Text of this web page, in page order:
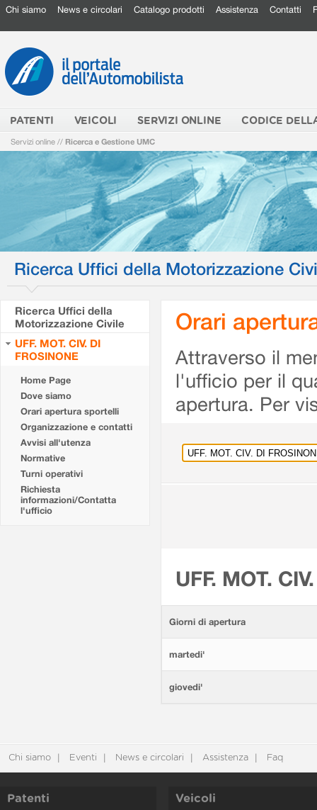
Chi siamo News e circolari Catalogo prodotti Assistenza Contatti
PATENTI VEICOLI SERVIZI ONLINE CODICE
Servizi online // Ricerca e Gestione UMC
Ricerca Uffici della Motorizzazione
Ricerca Uffici della
Motorizzazione Civile
UFF. MOT. CIV. DI
FROSINONE
Home Page
Dove siamo
Orari apertura sportelli
Organizzazione e contatti
Avvisi all'utenza
Normative
Turni operativi
Richiesta
informazioni/Contatta
l'ufficio
Orari
Attraverso il
l'ufficio per il
apertura. Per
UFF. MOT.
Giorni di apertura
martedi'
giovedi'
Chi siamo Eventi News e circolari Assistenza Faq
Patenti Veicoli